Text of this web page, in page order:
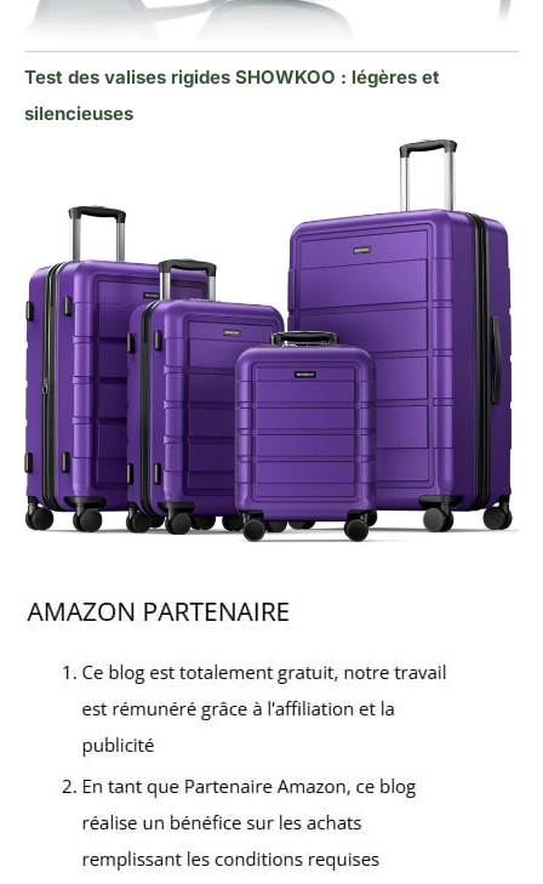
Test des valises rigides SHOWKOO : légères et
silencieuses